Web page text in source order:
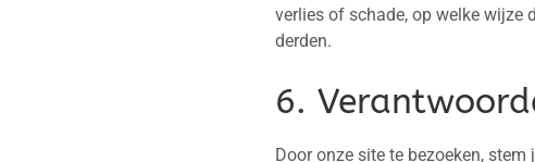
verlies of schade, op welke wijze
derden.
6.
Door onze site te bezoeken,